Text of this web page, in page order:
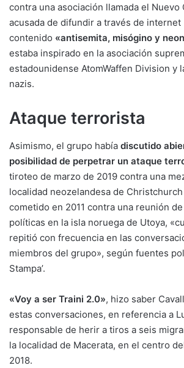
contra una asociación llamada el Nuevo
acusada de difundir a través de internet
contenido «antisemita, misógino y
estaba inspirado en la asociación
estadounidense AtomWaffen Division y
nazis.
Ataque terrorista
Asimismo, el grupo había discutido
posibilidad de perpetrar un ataque
tiroteo de marzo de 2019 contra una
localidad neozelandesa de
cometido en 2011 contra una reunión
políticas en la isla noruega de Utoya,
repitió con frecuencia en las
miembros del grupo», según fuentes
Stampa’.
«Voy a ser Traini 2.0», hizo saber
estas conversaciones, en referencia a
responsable de herir a tiros a seis
la localidad de Macerata, en el centro
2018.